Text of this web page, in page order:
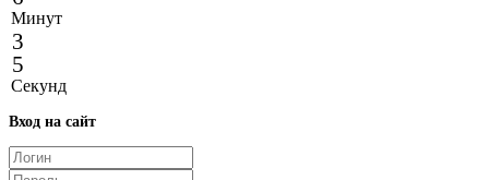
Минут
3
5
Секунд
Вход на сайт